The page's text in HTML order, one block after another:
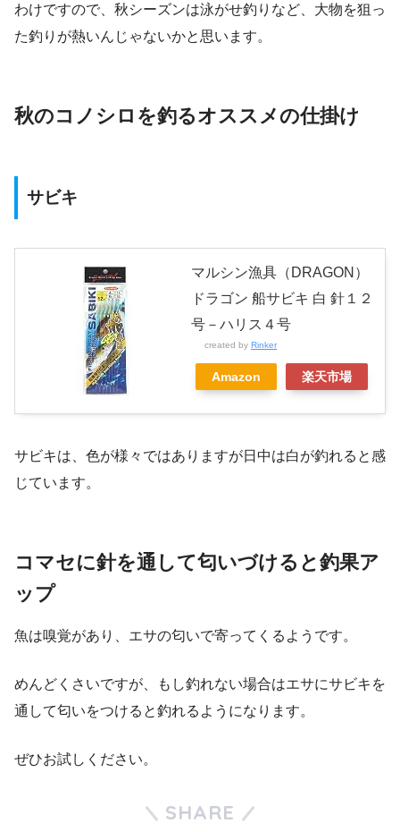
わけですので、秋シーズンは泳がせ釣りなど、大物を狙っ
た釣りが熱いんじゃないかと思います。
秋のコノシロを釣るオススメの仕掛け
サビキ
マルシン漁具（DRAGON）
ドラゴン 船サビキ 白 針１２
号－ハリス４号
created by Rinker
Amazon 楽天市場
サビキは、色が様々ではありますが日中は白が釣れると感
じています。
コマセに針を通して匂いづけると釣果ア
ップ
魚は嗅覚があり、エサの匂いで寄ってくるようです。
めんどくさいですが、もし釣れない場合はエサにサビキを
通して匂いをつけると釣れるようになります。
ぜひお試しください。
SHARE